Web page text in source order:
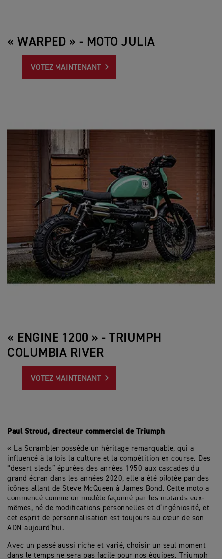
« WARPED » - MOTO JULIA
VOTEZ MAINTENANT
« ENGINE 1200 » - TRIUMPH
COLUMBIA RIVER
VOTEZ MAINTENANT
Paul Stroud, directeur commercial de Triumph
« La Scrambler possède un héritage remarquable, qui a
influencé à la fois la culture et la compétition en course. Des
“desert sleds” épurées des années 1950 aux cascades du
grand écran dans les années 2020, elle a été pilotée par des
icônes allant de Steve McQueen à James Bond. Cette moto a
commencé comme un modèle façonné par les motards eux-
mêmes, né de modifications personnelles et d’ingéniosité, et
cet esprit de personnalisation est toujours au cœur de son
ADN aujourd’hui.
Avec un passé aussi riche et varié, choisir un seul moment
dans le temps ne sera pas facile pour nos équipes. Triumph